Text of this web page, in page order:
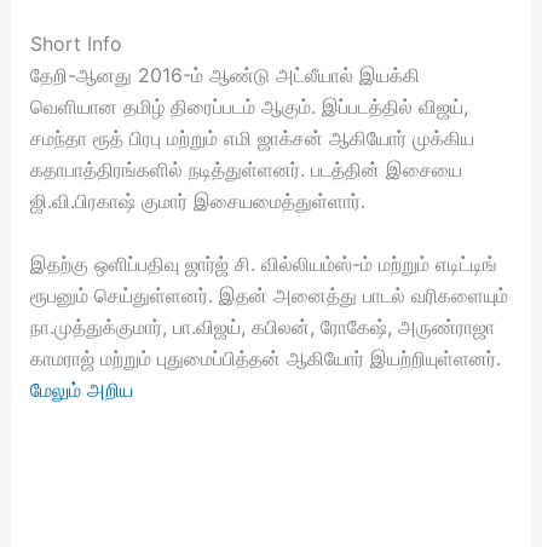
Short Info
தேறி-ஆனது 2016-ம் ஆண்டு அட்லீயால் இயக்கி
வெளியான தமிழ் திரைப்படம் ஆகும். இப்படத்தில் விஜய்,
சமந்தா ரூத் பிரபு மற்றும் எமி ஜாக்சன் ஆகியோர் முக்கிய
கதாபாத்திரங்களில் நடித்துள்ளனர். படத்தின் இசையை
ஜி.வி.பிரகாஷ் குமார் இசையமைத்துள்ளார்.
இதற்கு ஒளிப்பதிவு ஜார்ஜ் சி. வில்லியம்ஸ்-ம் மற்றும் எடிட்டிங்
ரூபனும் செய்துள்ளனர். இதன் அனைத்து பாடல் வரிகளையும்
நா.முத்துக்குமார், பா.விஜய், கபிலன், ரோகேஷ், அருண்ராஜா
காமராஜ் மற்றும் புதுமைப்பித்தன் ஆகியோர் இயற்றியுள்ளனர்.
மேலும் அறிய